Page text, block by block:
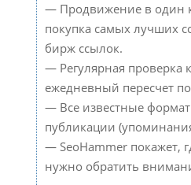
— Продвижение в один
покупка самых лучших
бирж ссылок.
— Регулярная проверка
ежедневный пересчет
— Все известные
публикации
— SeoHammer покажет,
нужно обратить